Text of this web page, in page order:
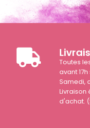
Toutes
avant
Samedi,
d'achat.